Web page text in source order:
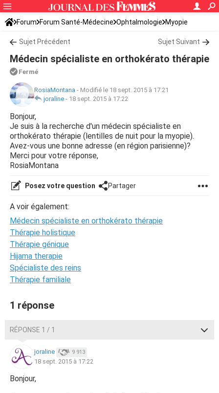
Forum Forum Santé-Médecine Ophtalmologie Myopie
Sujet Précédent Sujet Suivant
Médecin spécialiste en orthokérato thérapie
Fermé
RosiaMontana - Modifié le 18 sept. 2015 à 17:21
joraline - 18 sept. 2015 à 17:22
Bonjour,
Je suis à la recherche d'un médecin spécialiste en
orthokérato thérapie (lentilles de nuit pour la myopie).
Avez-vous une bonne adresse (en région parisienne)?
Merci pour votre réponse,
RosiaMontana
Posez votre question Partager
A voir également:
Médecin spécialiste en orthokérato thérapie
Thérapie holistique
Thérapie génique
Hijama therapie
Spécialiste des reins
Thérapie familiale
1 réponse
RÉPONSE 1 / 1
joraline 9 913
18 sept. 2015 à 17:22
Bonjour,